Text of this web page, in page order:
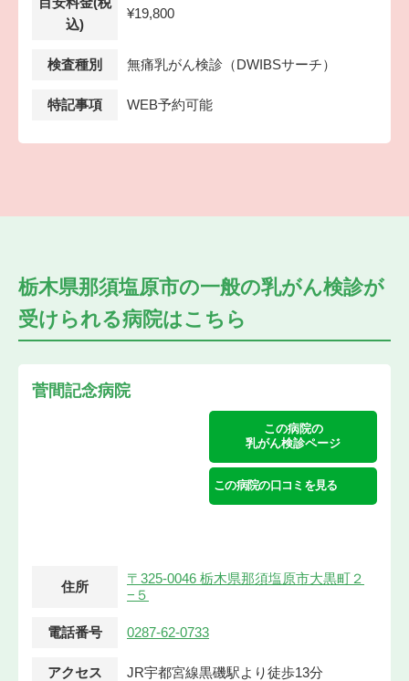
込)
¥19,800
検査種別 無痛乳がん検診（DWIBSサーチ）
特記事項 WEB予約可能
栃木県那須塩原市の一般の乳がん検診が
受けられる病院はこちら
菅間記念病院
この病院の
乳がん検診ページ
この病院の口コミを見る
住所
〒325-0046 栃木県那須塩原市大黒町２
−５
電話番号 0287-62-0733
アクセス JR宇都宮線黒磯駅より徒歩13分